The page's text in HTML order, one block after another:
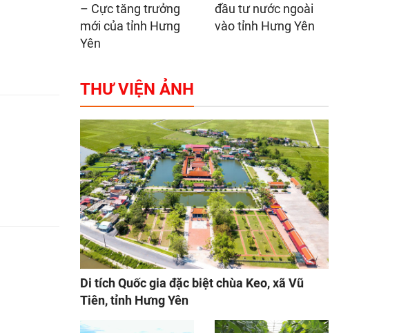
– Cực tăng trưởng
mới của tỉnh Hưng
Yên
đầu tư nước ngoài
vào tỉnh Hưng Yên
THƯ VIỆN ẢNH
Di tích Quốc gia đặc biệt chùa Keo, xã Vũ
Tiên, tỉnh Hưng Yên